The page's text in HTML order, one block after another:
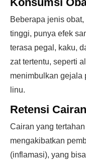
Beberapa jenis
tinggi, punya efek
terasa pegal, kaku,
zat tertentu, seperti
menimbulkan gejala
linu.
Retensi Cairan
Cairan yang
mengakibatkan
(inflamasi), yang